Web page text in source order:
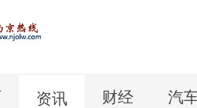
资讯 财经 汽